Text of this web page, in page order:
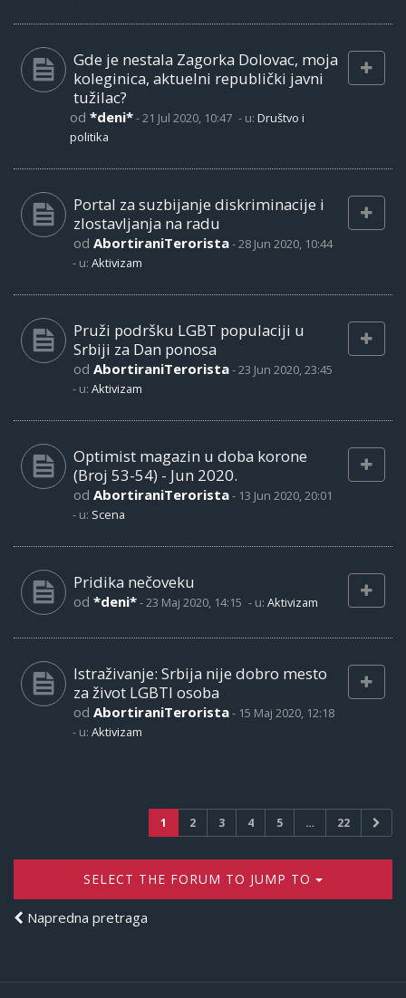
Gde je nestala Zagorka Dolovac, moja
koleginica, aktuelni republički javni
tužilac?
od *deni*-21 Jul 2020, 10:47 - u: Društvo i
politika
Portal za suzbijanje diskriminacije i
zlostavljanja na radu
od AbortiraniTerorista-28 Jun 2020, 10:44
- u: Aktivizam
Pruži podršku LGBT populaciji u
Srbiji za Dan ponosa
od AbortiraniTerorista-23 Jun 2020, 23:45
- u: Aktivizam
Optimist magazin u doba korone
(Broj 53-54) - Jun 2020.
od AbortiraniTerorista- 13 Jun 2020, 20:01
- u: Scena
Pridika nečoveku
od *deni*-23 Maj 2020, 14:15 - u: Aktivizam
Istraživanje: Srbija nije dobro mesto
za život LGBTI osoba
od AbortiraniTerorista- 15 Maj 2020, 12:18
- u: Aktivizam
1 2 3 4 5 … 22
SELECT THE FORUM TO JUMP TO
Napredna pretraga